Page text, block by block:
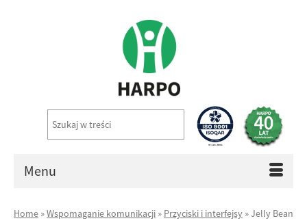
Menu
Home »Wspomaganie komunikacji » Przyciski i interfejsy »Jelly Bean